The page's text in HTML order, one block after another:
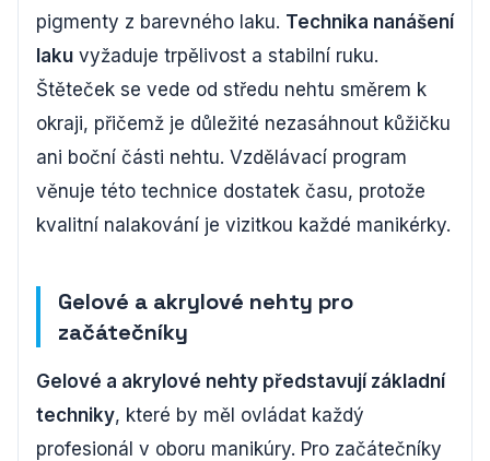
pigmenty z barevného laku. Technika nanášení
laku vyžaduje trpělivost a stabilní ruku.
Štěteček se vede od středu nehtu směrem k
okraji, přičemž je důležité nezasáhnout kůžičku
ani boční části nehtu. Vzdělávací program
věnuje této technice dostatek času, protože
kvalitní nalakování je vizitkou každé manikérky.
Gelové a akrylové nehty pro
začátečníky
Gelové a akrylové nehty představují základní
techniky, které by měl ovládat každý
profesionál v oboru manikúry. Pro začátečníky